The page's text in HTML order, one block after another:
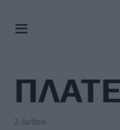
2 άρθρα